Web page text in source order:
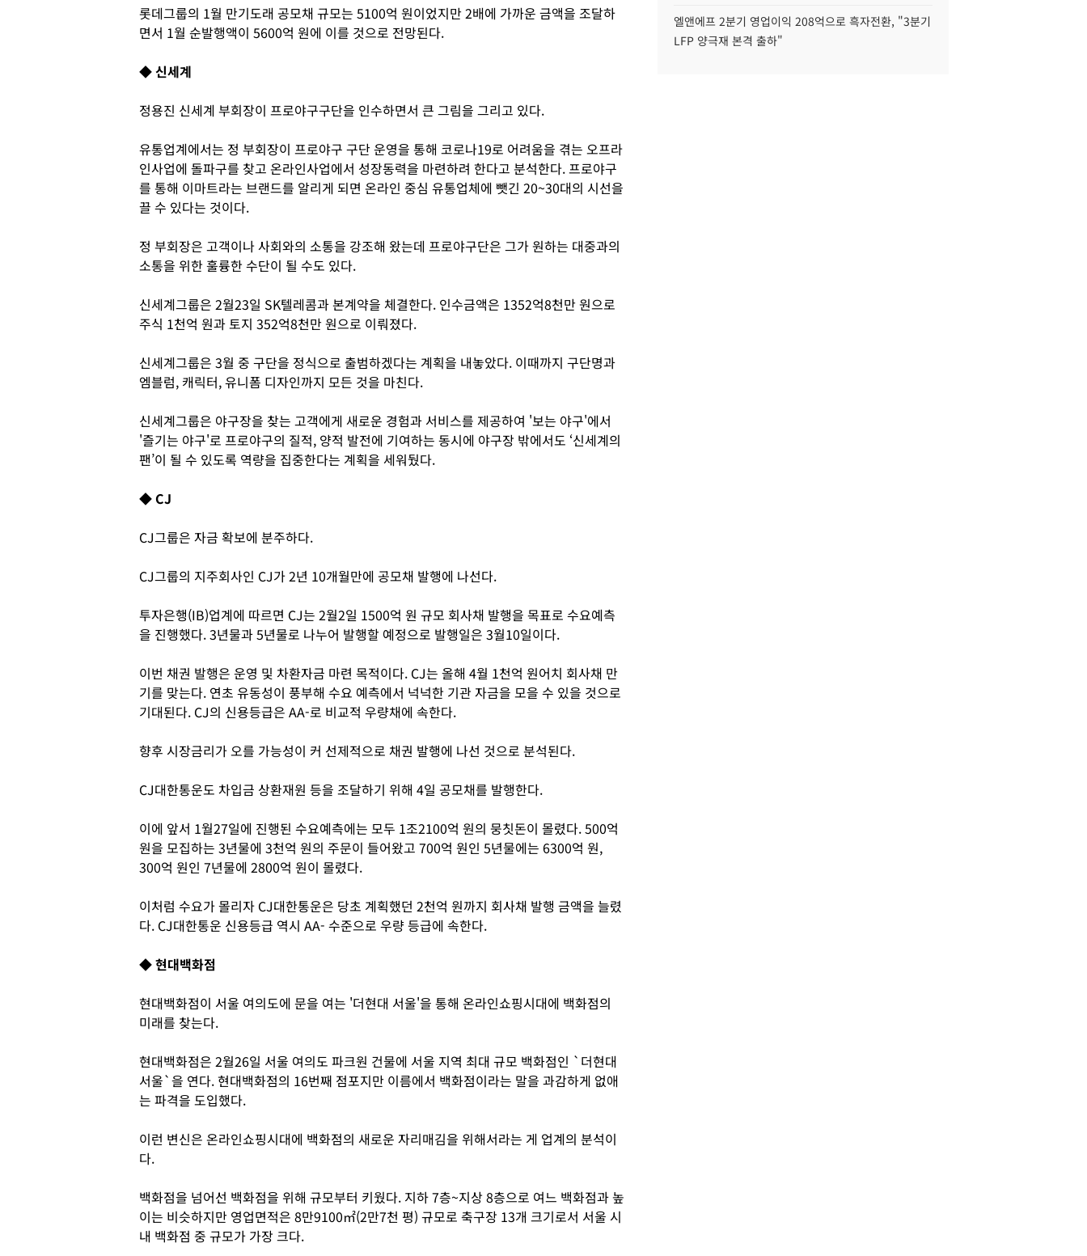
롯데그룹의 1월 만기도래 공모채 규모는 5100억 원이었지만 2배에 가까운 금액을 조달하
면서 1월 순발행액이 5600억 원에 이를 것으로 전망된다.
◆ 신세계
정용진 신세계 부회장이 프로야구구단을 인수하면서 큰 그림을 그리고 있다.
유통업계에서는 정 부회장이 프로야구 구단 운영을 통해 코로나19로 어려움을 겪는 오프라
인사업에 돌파구를 찾고 온라인사업에서 성장동력을 마련하려 한다고 분석한다. 프로야구
를 통해 이마트라는 브랜드를 알리게 되면 온라인 중심 유통업체에 뺏긴 20~30대의 시선을
끌 수 있다는 것이다.
정 부회장은 고객이나 사회와의 소통을 강조해 왔는데 프로야구단은 그가 원하는 대중과의
소통을 위한 훌륭한 수단이 될 수도 있다.
신세계그룹은 2월23일 SK텔레콤과 본계약을 체결한다. 인수금액은 1352억8천만 원으로
주식 1천억 원과 토지 352억8천만 원으로 이뤄졌다.
신세계그룹은 3월 중 구단을 정식으로 출범하겠다는 계획을 내놓았다. 이때까지 구단명과
엠블럼, 캐릭터, 유니폼 디자인까지 모든 것을 마친다.
신세계그룹은 야구장을 찾는 고객에게 새로운 경험과 서비스를 제공하여 '보는 야구'에서
'즐기는 야구'로 프로야구의 질적, 양적 발전에 기여하는 동시에 야구장 밖에서도 ‘신세계의
팬’이 될 수 있도록 역량을 집중한다는 계획을 세워뒀다.
◆ CJ
CJ그룹은 자금 확보에 분주하다.
CJ그룹의 지주회사인 CJ가 2년 10개월만에 공모채 발행에 나선다.
투자은행(IB)업계에 따르면 CJ는 2월2일 1500억 원 규모 회사채 발행을 목표로 수요예측
을 진행했다. 3년물과 5년물로 나누어 발행할 예정으로 발행일은 3월10일이다.
이번 채권 발행은 운영 및 차환자금 마련 목적이다. CJ는 올해 4월 1천억 원어치 회사채 만
기를 맞는다. 연초 유동성이 풍부해 수요 예측에서 넉넉한 기관 자금을 모을 수 있을 것으로
기대된다. CJ의 신용등급은 AA-로 비교적 우량채에 속한다.
향후 시장금리가 오를 가능성이 커 선제적으로 채권 발행에 나선 것으로 분석된다.
CJ대한통운도 차입금 상환재원 등을 조달하기 위해 4일 공모채를 발행한다.
이에 앞서 1월27일에 진행된 수요예측에는 모두 1조2100억 원의 뭉칫돈이 몰렸다. 500억
원을 모집하는 3년물에 3천억 원의 주문이 들어왔고 700억 원인 5년물에는 6300억 원,
300억 원인 7년물에 2800억 원이 몰렸다.
이처럼 수요가 몰리자 CJ대한통운은 당초 계획했던 2천억 원까지 회사채 발행 금액을 늘렸
다. CJ대한통운 신용등급 역시 AA- 수준으로 우량 등급에 속한다.
◆ 현대백화점
현대백화점이 서울 여의도에 문을 여는 '더현대 서울'을 통해 온라인쇼핑시대에 백화점의
미래를 찾는다.
현대백화점은 2월26일 서울 여의도 파크원 건물에 서울 지역 최대 규모 백화점인 `더현대
서울`을 연다. 현대백화점의 16번째 점포지만 이름에서 백화점이라는 말을 과감하게 없애
는 파격을 도입했다.
이런 변신은 온라인쇼핑시대에 백화점의 새로운 자리매김을 위해서라는 게 업계의 분석이
다.
백화점을 넘어선 백화점을 위해 규모부터 키웠다. 지하 7층~지상 8층으로 여느 백화점과 높
이는 비슷하지만 영업면적은 8만9100㎡(2만7천 평) 규모로 축구장 13개 크기로서 서울 시
내 백화점 중 규모가 가장 크다.
엘앤에프 2분기 영업이익 208억으로 흑자전환, "3분기
LFP 양극재 본격 출하"